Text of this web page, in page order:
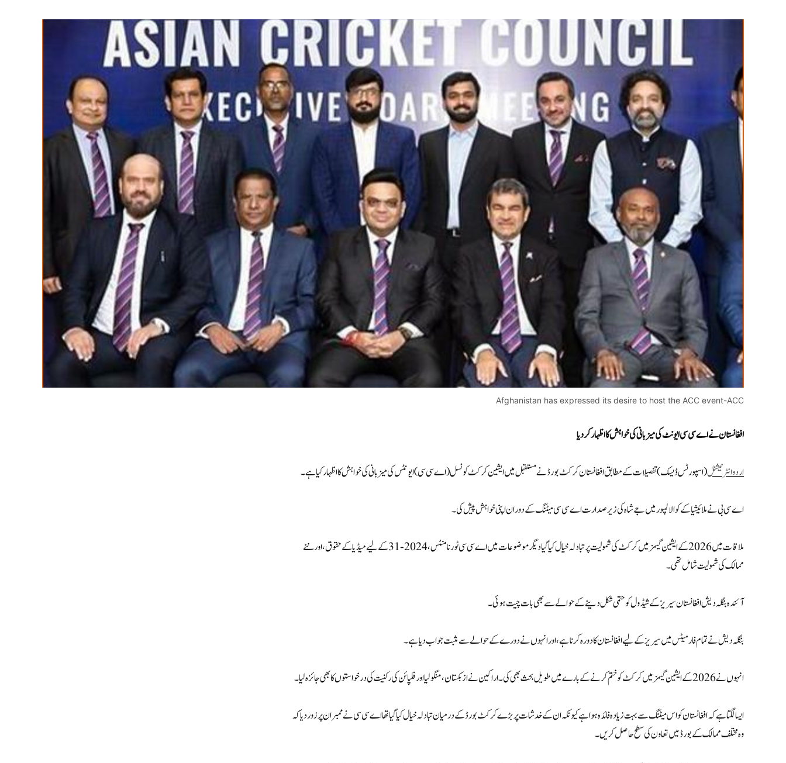
Afghanistan has expressed its desire to host the ACC event-ACC
افغانستان نے اے سی سی ایونٹ کی میزبانی کی خواہش کا اظہار کر دیا
اردوانٹرنیشنل(اسپورٹس ڈیسک) تفصیلات کے مطابق افغانستان کرکٹ بورڈ نے مستقبل میں ایشین کرکٹ کونسل (اے سی سی) ایونٹس کی میزبانی کی خواہش کا اظہار کیا ہے۔
اے سی بی نے ملائیشیا کے کوالالمپور میں جے شاہ کی زیر صدارت اے سی سی میٹنگ کے دوران اپنی خواہش پیش کی۔
ملاقات میں 2026 کے ایشین گیمز میں کرکٹ کی شمولیت پر تبادلہ خیال کیا گیا دیگر موضوعات میں اے سی سی ٹورنامنٹس، 2024-31 کے لیے میڈیا کے حقوق، اور نئے
ممالک کی شمولیت شامل تھی۔
آئندہ بنگلہ دیش افغانستان سیریز کے شیڈول کو حتمی شکل دینے کے حوالے سے بھی بات چیت ہوئی۔
بنگلہ دیش نے تمام فارمیٹس میں سیریز کے لیے افغانستان کا دورہ کرنا ہے، اور انہوں نے دورے کے حوالے سے مثبت جواب دیا ہے۔
انہوں نے 2026 کے ایشین گیمز میں کرکٹ کو ختم کرنے کے بارے میں طویل بحث بھی کی۔ اراکین نے ازبکستان، منگولیا اور فلپائن کی رکنیت کی درخواستوں کا بھی جائزہ لیا۔
ایسا لگتا ہے کہ افغانستان کو اس میٹنگ سے بہت زیادہ فائدہ ہوا ہے کیونکہ ان کے خدشات پر بڑے کرکٹ بورڈ کے درمیان تبادلہ خیال کیا گیا تھا اے سی سی نے ممبران پر زور دیا کہ
وہ مختلف ممالک کے بورڈ میں تعاون کی سطح حاصل کریں۔